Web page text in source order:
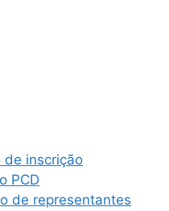
de inscrição
PCD
de representantes